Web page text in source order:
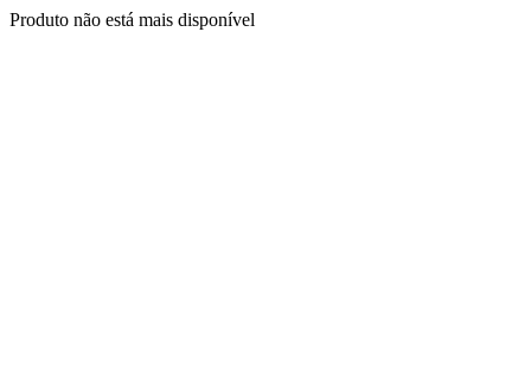
Produto não está mais disponível